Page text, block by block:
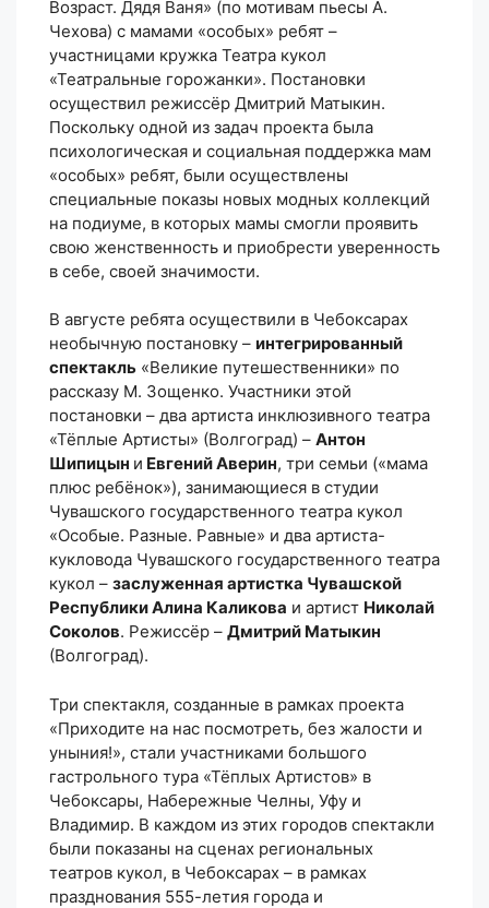
Возраст. Дядя Ваня» (по мотивам пьесы А.
Чехова) с мамами «особых» ребят –
участницами кружка Театра кукол
«Театральные горожанки». Постановки
осуществил режиссёр Дмитрий Матыкин.
Поскольку одной из задач проекта была
психологическая и социальная поддержка мам
«особых» ребят, были осуществлены
специальные показы новых модных коллекций
на подиуме, в которых мамы смогли проявить
свою женственность и приобрести уверенность
в себе, своей значимости.
В августе ребята осуществили в Чебоксарах
необычную постановку – интегрированный
спектакль «Великие путешественники» по
рассказу М. Зощенко. Участники этой
постановки – два артиста инклюзивного театра
«Тёплые Артисты» (Волгоград) – Антон
Шипицын и Евгений Аверин, три семьи («мама
плюс ребёнок»), занимающиеся в студии
Чувашского государственного театра кукол
«Особые. Разные. Равные» и два артиста-
кукловода Чувашского государственного театра
кукол – заслуженная артистка Чувашской
Республики Алина Каликова и артист Николай
Соколов. Режиссёр – Дмитрий Матыкин
(Волгоград).
Три спектакля, созданные в рамках проекта
«Приходите на нас посмотреть, без жалости и
уныния!», стали участниками большого
гастрольного тура «Тёплых Артистов» в
Чебоксары, Набережные Челны, Уфу и
Владимир. В каждом из этих городов спектакли
были показаны на сценах региональных
театров кукол, в Чебоксарах – в рамках
празднования 555-летия города и